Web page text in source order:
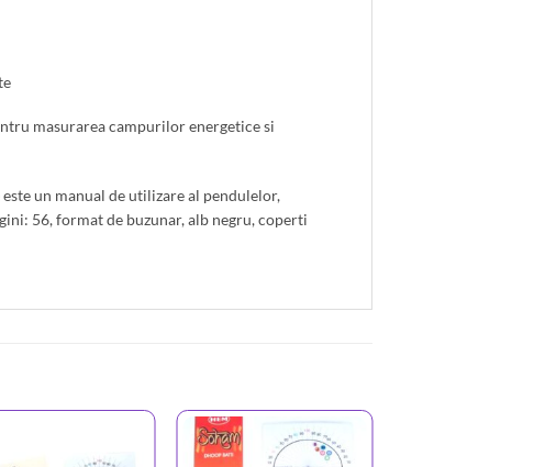
masurarea campurilor energetice si
un manual de utilizare al pendulelor,
56, format de buzunar, alb negru, coperti